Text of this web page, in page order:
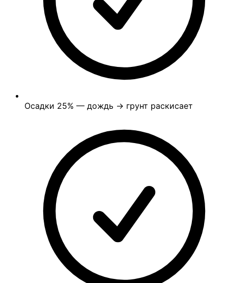
Осадки 25% — дождь → грунт раскисает